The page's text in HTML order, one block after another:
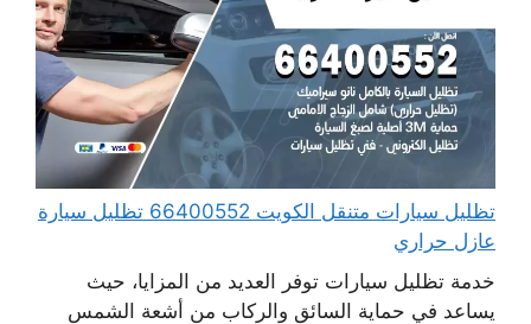
تظليل سيارات متنقل الكويت 66400552 تظليل سيارة
عازل حراري
خدمة تظليل سيارات توفر العديد من المزايا، حيث
يساعد في حماية السائق والركاب من أشعة الشمس